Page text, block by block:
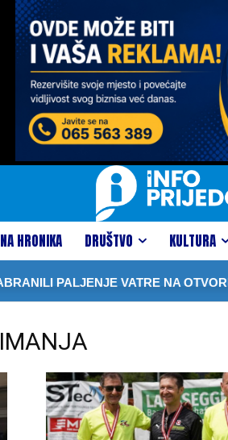
HRONIKA DRUŠTVO KULTURA
PALJENJE VATRE NA